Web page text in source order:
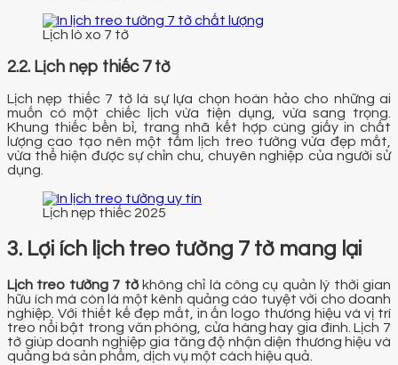
Lịch lò xo 7 tờ
2.2. Lịch nẹp thiếc 7 tờ
Lịch nẹp thiếc 7 tờ là sự lựa chọn hoàn hảo cho những ai
muốn có một chiếc lịch vừa tiện dụng, vừa sang trọng.
Khung thiếc bền bỉ, trang nhã kết hợp cùng giấy in chất
lượng cao tạo nên một tấm lịch treo tường vừa đẹp mắt,
vừa thể hiện được sự chỉn chu, chuyên nghiệp của người sử
dụng.
Lịch nẹp thiếc 2025
3. Lợi ích lịch treo tường 7 tờ mang lại
Lịch treo tường 7 tờkhông chỉ là công cụ quản lý thời gian
hữu ích mà còn là một kênh quảng cáo tuyệt vời cho doanh
nghiệp. Với thiết kế đẹp mắt, in ấn logo thương hiệu và vị trí
treo nổi bật trong văn phòng, cửa hàng hay gia đình. Lịch 7
tờ giúp doanh nghiệp gia tăng độ nhận diện thương hiệu và
quảng bá sản phẩm, dịch vụ một cách hiệu quả.